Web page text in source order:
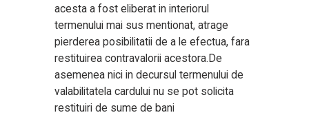
acesta a fost eliberat in interiorul
termenului mai sus mentionat, atrage
pierderea posibilitatii de a le efectua, fara
restituirea contravalorii acestora.De
asemenea nici in decursul termenului de
valabilitatela cardului nu se pot solicita
restituiri de sume de bani